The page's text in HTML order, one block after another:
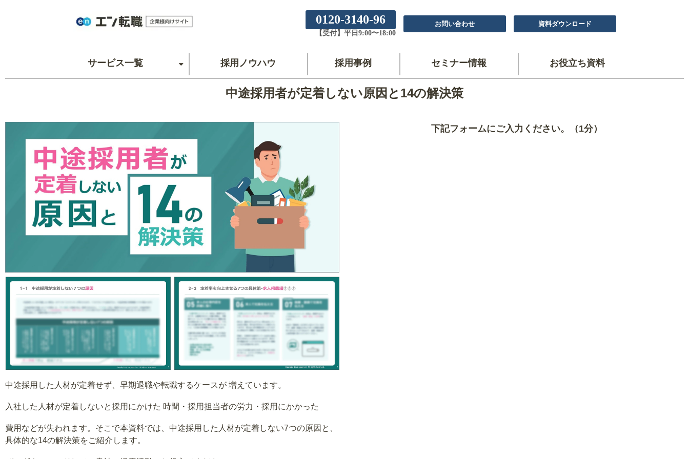
0120-3140-96
【受付】平日9:00〜18:00
お問い合わせ 資料ダウンロード
サービス一覧 採用ノウハウ 採用事例 セミナー情報 お役立ち資料
中途採用者が定着しない原因と14の解決策
中途採用した人材が定着せず、早期退職や転職するケースが 増えています。
入社した人材が定着しないと採用にかけた 時間・採用担当者の労力・採用にかかった
費用などが失われます。そこで本資料では、中途採用した人材が定着しない7つの原因と、
具体的な14の解決策をご紹介します。
下記フォームにご入力ください。（1分）